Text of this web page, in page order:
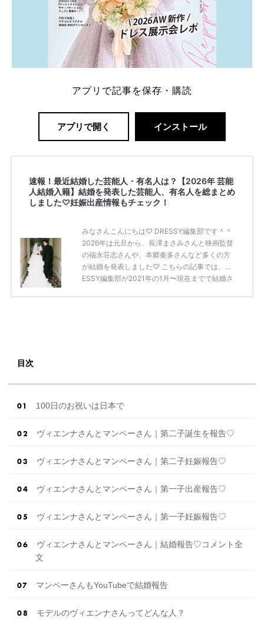
アプリで記事を保存・購読
アプリで開く インストール
速報！最近結婚した芸能人・有名人は？【2026年 芸能
人結婚入籍】結婚を発表した芸能人、有名人を総まとめ
しました♡妊娠出産情報もチェック！
みなさんこんにちは♡ DRESSY編集部です＾＾
2026年は元旦から、長澤まさみさんと映画監督
の福永荘志さんや、本郷奏多さんなど多くの方
が結婚を発表しました♡ こちらの記事では、DR
ESSY編集部が2021年の1月〜現在までで結婚さ
目次
100日のお祝いは日本で
ヴィエンナさんとマンペーさん｜第二子誕生を報告♡
ヴィエンナさんとマンペーさん｜第二子妊娠報告♡
ヴィエンナさんとマンペーさん｜第一子出産報告♡
ヴィエンナさんとマンペーさん｜第一子妊娠報告♡
ヴィエンナさんとマンペーさん｜結婚報告♡コメント全
文
マンペーさんもYouTubeで結婚報告
モデルのヴィエンナさんってどんな人？